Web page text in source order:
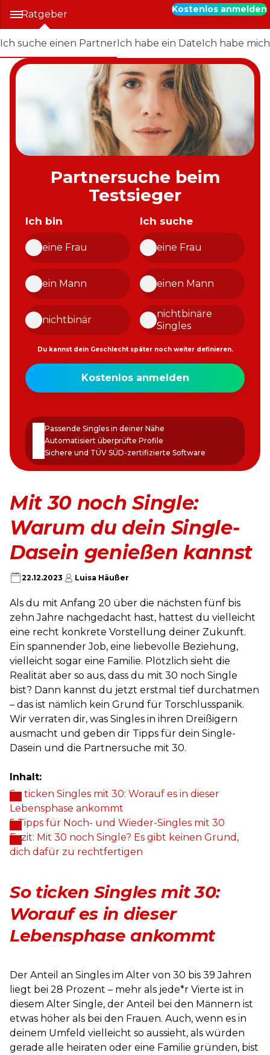
Ratgeber
Ich suche einen PartnerIch habe ein DateIch habe
Kostenlos anmelden
Partnersuche beim
Testsieger
Ich bin
eine Frau
ein Mann
nichtbinär
Ich suche
eine Frau
einen Mann
nichtbinäre
Singles
Du kannst dein Geschlecht später noch weiter definieren.
Meine
E-
erstellen
Kostenlos anmelden
Passende Singles in deiner Nähe
Automatisiert überprüfte Profile
Sichere und TÜV SÜD-zertifizierte Software
Mit 30 noch Single:
Warum du dein Single-
Dasein genießen kannst
22.12.2023 Luisa Häußer
Als du mit Anfang 20 über die nächsten fünf bis
zehn Jahre nachgedacht hast, hattest du vielleicht
eine recht konkrete Vorstellung deiner Zukunft.
Ein spannender Job, eine liebevolle Beziehung,
vielleicht sogar eine Familie. Plötzlich sieht die
Realität aber so aus, dass du mit 30 noch Single
bist? Dann kannst du jetzt erstmal tief durchatmen
– das ist nämlich kein Grund für Torschlusspanik.
Wir verraten dir, was Singles in ihren Dreißigern
ausmacht und geben dir Tipps für dein Single-
Dasein und die Partnersuche mit 30.
Inhalt:
So ticken Singles mit 30: Worauf es in dieser
Lebensphase ankommt
5 Tipps für Noch- und Wieder-Singles mit 30
Fazit: Mit 30 noch Single? Es gibt keinen Grund,
dich dafür zu rechtfertigen
So ticken Singles mit 30:
Worauf es in dieser
Lebensphase ankommt
Der Anteil an Singles im Alter von 30 bis 39 Jahren
liegt bei 28 Prozent – mehr als jede*r Vierte ist in
diesem Alter Single, der Anteil bei den Männern ist
etwas höher als bei den Frauen. Auch, wenn es in
deinem Umfeld vielleicht so aussieht, als würden
gerade alle heiraten oder eine Familie gründen, bist